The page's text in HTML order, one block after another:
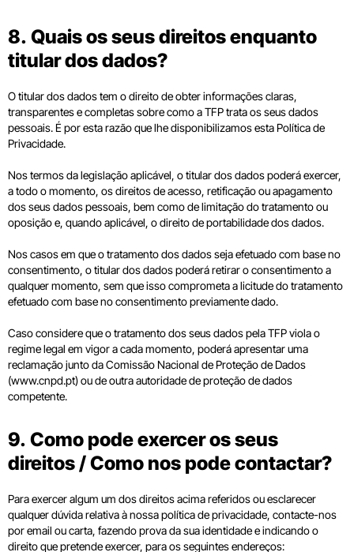
8. Quais os seus direitos enquanto
titular dos dados?
O titular dos dados tem o direito de obter informações claras,
transparentes e completas sobre como a TFP trata os seus dados
pessoais. É por esta razão que lhe disponibilizamos esta Política de
Privacidade.
Nos termos da legislação aplicável, o titular dos dados poderá exercer,
a todo o momento, os direitos de acesso, retificação ou apagamento
dos seus dados pessoais, bem como de limitação do tratamento ou
oposição e, quando aplicável, o direito de portabilidade dos dados.
Nos casos em que o tratamento dos dados seja efetuado com base no
consentimento, o titular dos dados poderá retirar o consentimento a
qualquer momento, sem que isso comprometa a licitude do tratamento
efetuado com base no consentimento previamente dado.
Caso considere que o tratamento dos seus dados pela TFP viola o
regime legal em vigor a cada momento, poderá apresentar uma
reclamação junto da Comissão Nacional de Proteção de Dados
(www.cnpd.pt) ou de outra autoridade de proteção de dados
competente.
9. Como pode exercer os seus
direitos / Como nos pode contactar?
Para exercer algum um dos direitos acima referidos ou esclarecer
qualquer dúvida relativa à nossa política de privacidade, contacte-nos
por email ou carta, fazendo prova da sua identidade e indicando o
direito que pretende exercer, para os seguintes endereços: